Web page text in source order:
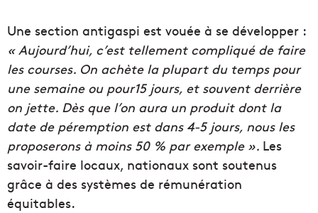
Une section antigaspi est vouée à se développer :
« Aujourd’hui, c’est tellement compliqué de faire
les courses. On achète la plupart du temps pour
une semaine ou pour15 jours, et souvent derrière
on jette. Dès que l’on aura un produit dont la
date de péremption est dans 4-5 jours, nous les
proposerons à moins 50 % par exemple ». Les
savoir-faire locaux, nationaux sont soutenus
grâce à des systèmes de rémunération
équitables.